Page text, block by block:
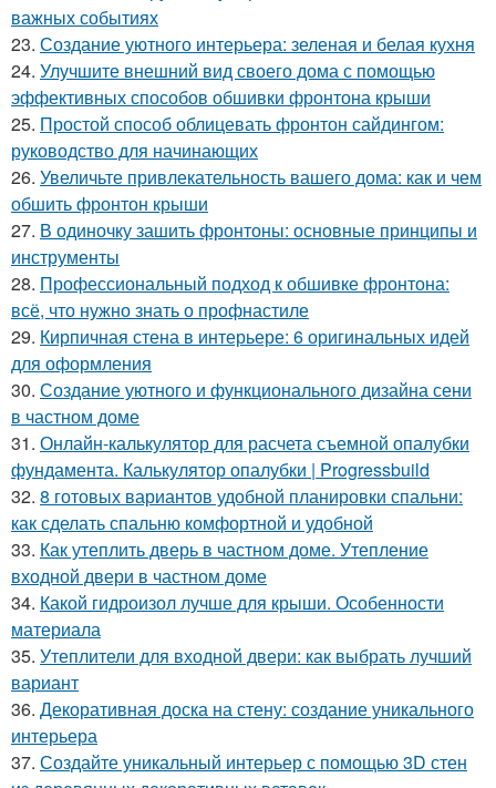
важных событиях
23. Создание уютного интерьера: зеленая и белая кухня
24. Улучшите внешний вид своего дома с помощью
эффективных способов обшивки фронтона крыши
25. Простой способ облицевать фронтон сайдингом:
руководство для начинающих
26. Увеличьте привлекательность вашего дома: как и чем
обшить фронтон крыши
27. В одиночку зашить фронтоны: основные принципы и
инструменты
28. Профессиональный подход к обшивке фронтона:
всё, что нужно знать о профнастиле
29. Кирпичная стена в интерьере: 6 оригинальных идей
для оформления
30. Создание уютного и функционального дизайна сени
в частном доме
31. Онлайн-калькулятор для расчета съемной опалубки
фундамента. Калькулятор опалубки | Progressbuild
32. 8 готовых вариантов удобной планировки спальни:
как сделать спальню комфортной и удобной
33. Как утеплить дверь в частном доме. Утепление
входной двери в частном доме
34. Какой гидроизол лучше для крыши. Особенности
материала
35. Утеплители для входной двери: как выбрать лучший
вариант
36. Декоративная доска на стену: создание уникального
интерьера
37. Создайте уникальный интерьер с помощью 3D стен